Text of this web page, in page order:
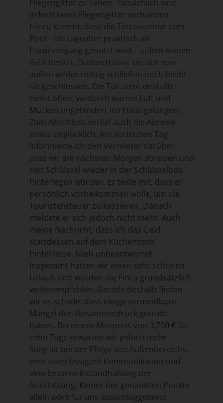
Fliegengitter zu sehen. Tatsächlich sind
jedoch keine Fliegengitter vorhanden.
Hinzu kommt, dass die Terrassentür zum
Pool – die tagsüber praktisch als
Haupteingang genutzt wird – außen keinen
Griff besitzt. Dadurch lässt sie sich von
außen weder richtig schließen noch bleibt
sie geschlossen. Die Tür steht deshalb
meist offen, wodurch warme Luft und
Mücken ungehindert ins Haus gelangen.
Zum Abschluss verlief auch die Abreise
etwas unglücklich. Am vorletzten Tag
informierte ich den Vermieter darüber,
dass wir am nächsten Morgen abreisen und
den Schlüssel wieder in der Schlüsselbox
hinterlegen würden. Er teilte mit, dass er
persönlich vorbeikommen wolle, um die
Touristensteuer zu kassieren. Danach
meldete er sich jedoch nicht mehr. Auch
meine Nachricht, dass ich das Geld
stattdessen auf dem Küchentisch
hinterlasse, blieb unbeantwortet.
Insgesamt hatten wir einen sehr schönen
Urlaub und würden die Finca grundsätzlich
weiterempfehlen. Gerade deshalb finden
wir es schade, dass einige vermeidbare
Mängel den Gesamteindruck getrübt
haben. Bei einem Mietpreis von 3.700 € für
zehn Tage erwarten wir jedoch mehr
Sorgfalt bei der Pflege des Außenbereichs,
eine zuverlässigere Kommunikation und
eine bessere Instandhaltung der
Ausstattung. Keiner der genannten Punkte
allein wäre für uns ausschlaggebend